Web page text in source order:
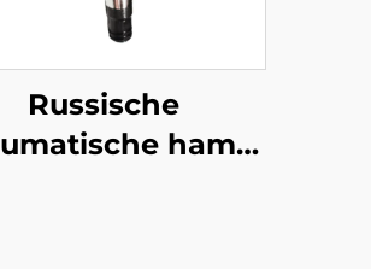
Russische
hamer